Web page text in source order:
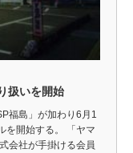
扱いを開始
福島」が加わり6月1
を開始する。 「ヤマ
会社が手掛ける会員